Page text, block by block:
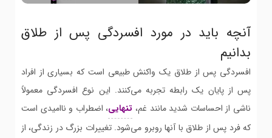
آنچه باید در مورد افسردگی پس از طلاق
بدانیم
افسردگی پس از طلاق یک واکنش طبیعی است که بسیاری از افراد
پس از پایان یک رابطه تجربه می‌کنند. این نوع افسردگی معمولاً
ناشی از احساسات شدید مانند غم، تنهایی، اضطراب و ناامیدی است
که فرد پس از طلاق با آنها روبرو می‌شود. تغییرات بزرگ در زندگی، از